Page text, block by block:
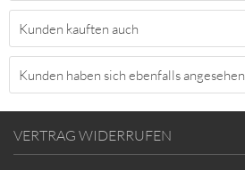
Kunden kauften auch
Kunden haben sich ebenfalls angesehen
VERTRAG WIDERRUFEN